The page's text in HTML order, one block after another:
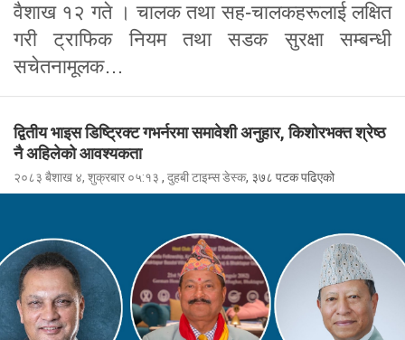
वैशाख १२ गते । चालक तथा सह-चालकहरूलाई लक्षित
गरी ट्राफिक नियम तथा सडक सुरक्षा सम्बन्धी
सचेतनामूलक…
द्वितीय भाइस डिष्ट्रिक्ट गभर्नरमा समावेशी अनुहार, किशोरभक्त श्रेष्ठ
नै अहिलेको आवश्यकता
२०८३ बैशाख ४, शुक्रबार ०५:१३ , दुहबी टाइम्स डेस्क, ३७८ पटक पढिएको